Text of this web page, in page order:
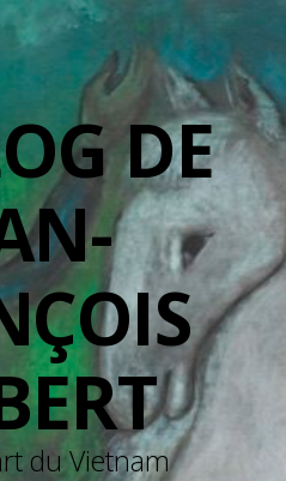
DE
du Vietnam